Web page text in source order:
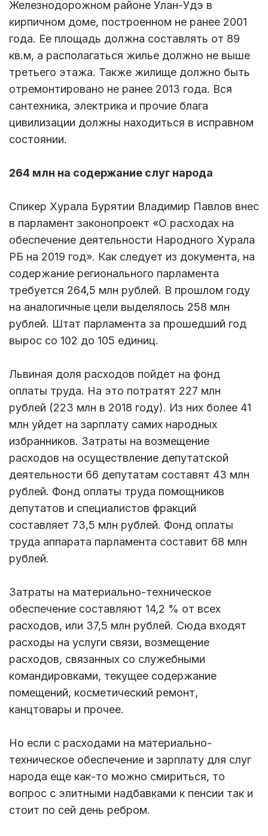
Железнодорожном районе Улан-Удэ в
кирпичном доме, построенном не ранее 2001
года. Ее площадь должна составлять от 89
кв.м, а располагаться жилье должно не выше
третьего этажа. Также жилище должно быть
отремонтировано не ранее 2013 года. Вся
сантехника, электрика и прочие блага
цивилизации должны находиться в исправном
состоянии.
264 млн на содержание слуг народа
Спикер Хурала Бурятии Владимир Павлов внес
в парламент законопроект «О расходах на
обеспечение деятельности Народного Хурала
РБ на 2019 год». Как следует из документа, на
содержание регионального парламента
требуется 264,5 млн рублей. В прошлом году
на аналогичные цели выделялось 258 млн
рублей. Штат парламента за прошедший год
вырос со 102 до 105 единиц.
Львиная доля расходов пойдет на фонд
оплаты труда. На это потратят 227 млн
рублей (223 млн в 2018 году). Из них более 41
млн уйдет на зарплату самих народных
избранников. Затраты на возмещение
расходов на осуществление депутатской
деятельности 66 депутатам составят 43 млн
рублей. Фонд оплаты труда помощников
депутатов и специалистов фракций
составляет 73,5 млн рублей. Фонд оплаты
труда аппарата парламента составит 68 млн
рублей.
Затраты на материально-техническое
обеспечение составляют 14,2 % от всех
расходов, или 37,5 млн рублей. Сюда входят
расходы на услуги связи, возмещение
расходов, связанных со служебными
командировками, текущее содержание
помещений, косметический ремонт,
канцтовары и прочее.
Но если с расходами на материально-
техническое обеспечение и зарплату для слуг
народа еще как-то можно смириться, то
вопрос с элитными надбавками к пенсии так и
стоит по сей день ребром.